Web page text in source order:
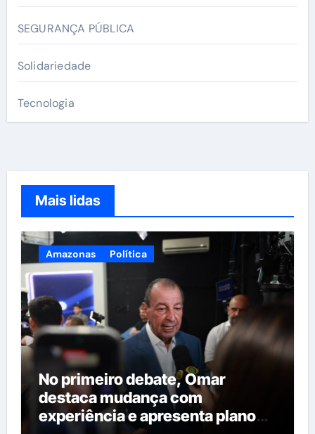
SEGURANÇA PÚBLICA
Solidariedade
Tecnologia
Mais lidas
Amazonas Política
No primeiro debate, Omar
destaca mudança com
experiência e apresenta plano